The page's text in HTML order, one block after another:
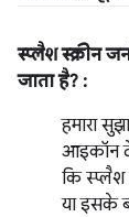
स्प्लैश स्क्रीन
जाता है? :
हमारा
आइकॉन
कि स्प्लैश
या इसके